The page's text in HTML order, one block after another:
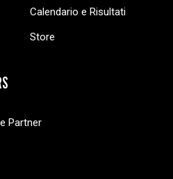
Calendario e Risultati
Store
Partner